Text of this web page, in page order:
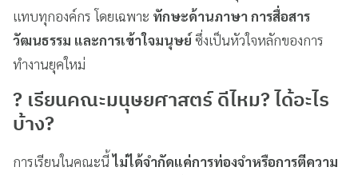
แทบทุกองค์กร โดยเฉพาะ ทักษะด้านภาษา การสื่อสาร
วัฒนธรรม และการเข้าใจมนุษย์ซึ่งเป็นหัวใจหลักของการ
ทำงานยุคใหม่
? เรียนคณะมนุษยศาสตร์ ดีไหม? ได้อะไร
บ้าง?
การเรียนในคณะนี้ไม่ได้จำกัดแค่การท่องจำหรือการตีความ